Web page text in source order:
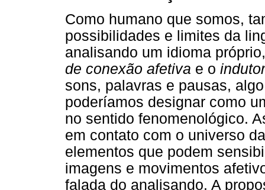
Como humano que somos,
possibilidades e limites da
analisando um idioma
de conexão afetiva e o
sons, palavras e pausas,
poderíamos designar como
no sentido fenomenológico.
em contato com o universo
elementos que podem
imagens e movimentos
falada do analisando. A